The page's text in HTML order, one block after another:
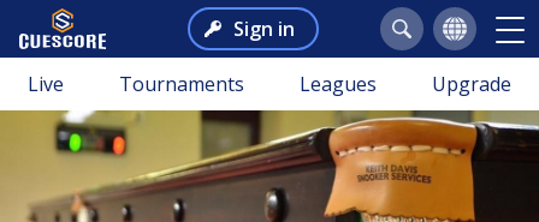
Sign in
Live Tournaments Leagues Upgrade